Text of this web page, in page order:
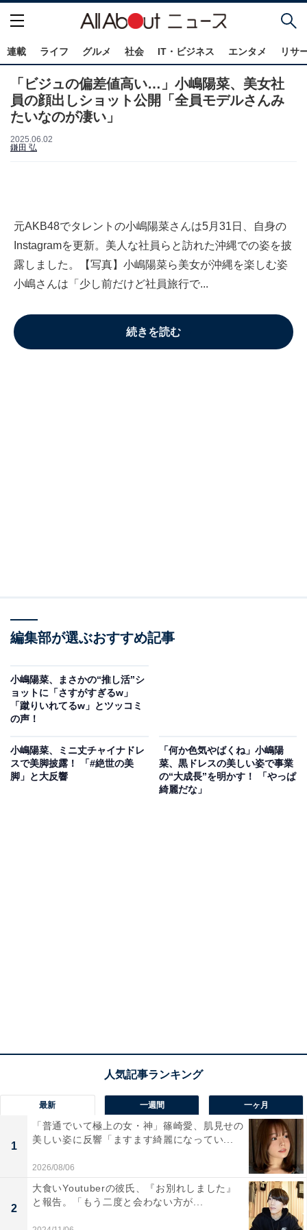
連載 ライフ グルメ 社会 IT・ビジネス エンタメ リサ
「ビジュの偏差値高い…」小嶋陽菜、美女社
員の顔出しショット公開「全員モデルさんみ
たいなのが凄い」
2025.06.02
鎌田 弘
元AKB48でタレントの小嶋陽菜さんは5月31日、自身の
Instagramを更新。美人な社員らと訪れた沖縄での姿を披
露しました。【写真】小嶋陽菜ら美女が沖縄を楽しむ姿
小嶋さんは「少し前だけど社員旅行で...
続きを読む
編集部が選ぶおすすめ記事
小嶋陽菜、まさかの“推し活”シ
ョットに「さすがすぎるw」
「蹴りいれてるw」とツッコミ
の声！
小嶋陽菜、ミニ丈チャイナドレ
スで美脚披露！ 「#絶世の美
脚」と大反響
「何か色気やばくね」小嶋陽
菜、黒ドレスの美しい姿で事業
の“大成長”を明かす！ 「やっぱ
綺麗だな」
最新 一週間 一ヶ月
1
「普通でいて極上の女・神」篠崎愛、肌見せの
美しい姿に反響「ますます綺麗になってい...
2026/08/06
2
大食いYoutuberの彼氏、『お別れしました』
と報告。「もう二度と会わない方が...